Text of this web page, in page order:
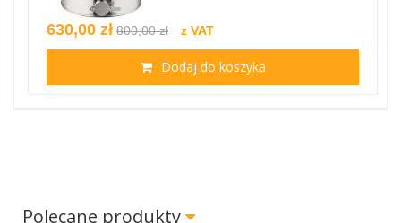
630,00 zł 800,00 zł z VAT
Dodaj do koszyka
Polecane produkty